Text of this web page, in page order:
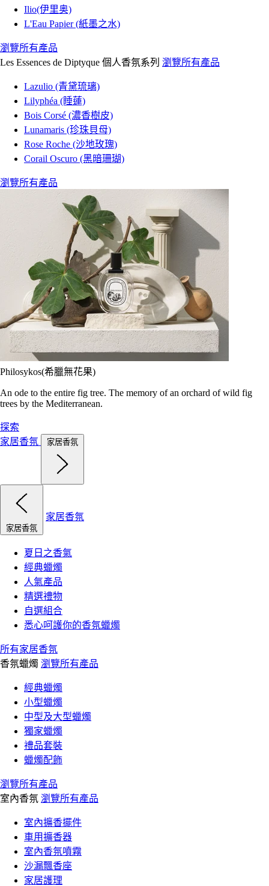
Ilio(伊里奥)
L'Eau Papier (紙墨之水)
瀏覽所有產品
Les Essences de Diptyque 個人香氛系列 瀏覽所有產品
Lazulio (青黛琉璃)
Lilyphéa (睡蓮)
Bois Corsé (濃香樹皮)
Lunamaris (珍珠貝母)
Rose Roche (沙地玫瑰)
Corail Oscuro (黑暗珊瑚)
瀏覽所有產品
Philosykos(希臘無花果)
An ode to the entire fig tree. The memory of an orchard of wild fig
trees by the Mediterranean.
探索
家居香氛
家居香氛
家居香氛
家居香氛
夏日之香氣
經典蠟燭
人氣產品
精選禮物
自選組合
悉心呵護你的香氛蠟燭
所有家居香氛
香氛蠟燭 瀏覽所有產品
經典蠟燭
小型蠟燭
中型及大型蠟燭
獨家蠟燭
禮品套裝
蠟燭配飾
瀏覽所有產品
室內香氛 瀏覽所有產品
室內擴香擺件
車用擴香器
室內香氛噴霧
沙漏飄香座
家居護理